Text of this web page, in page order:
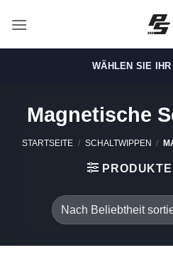
Inhalt
WÄHLEN SIE
Magnetische
STARTSEITE / SCHALTWIPPEN /